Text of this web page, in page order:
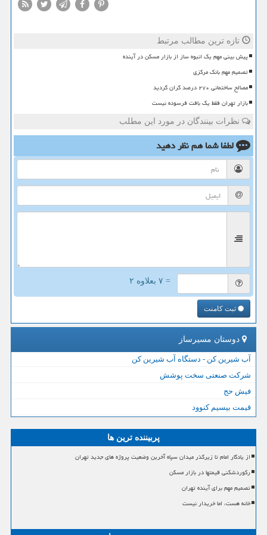
تازه ترین مطالب مرتبط
پیش بینی مهم یک انبوه ساز از بازار مسکن در آینده
تصمیم مهم بانک مرکزی
مصالح ساختمانی ۲۷۰ درصد گران گردید
بازار تهران فقط یک بافت فرسوده نیست
نظرات بینندگان در مورد این مطلب
لطفا شما همنظر دهید
= ۷ بعلاوه ۲
ثبت کامنت
دوستان مسیرساز
آب شیرین کن - دستگاه آب شیرین کن
شرکت صنعتی سخت پوشش
فیش حج
قیمت بیسیم کنوود
پربیننده ترین ها
از یادگار امام تا زیرگذر میدان سپاه آخرین وضعیت پروژه های جدید تهران
رکوردشکنی قیمتها در بازار مسکن
تصمیم مهم برای آینده تهران
خانه هست، اما خریدار نیست